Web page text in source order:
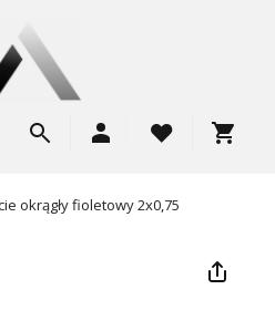
okrągły fioletowy 2x0,75